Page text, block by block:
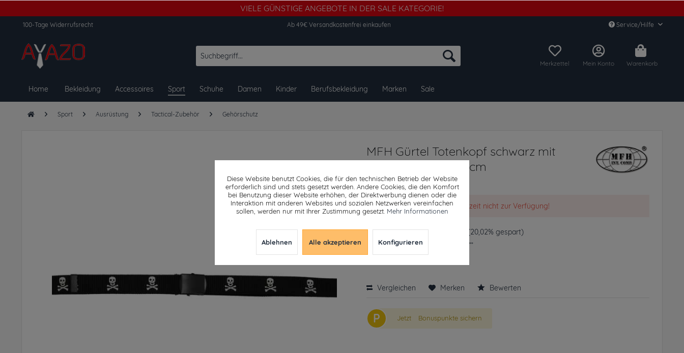
VIELE GÜNSTIGE ANGEBOTE IN DER SALE KATEGORIE!
100-Tage Widerrufsrecht Ab 49€ Versandkostenfrei einkaufen Service/Hilfe
Merkzettel Mein Konto Warenkorb
Home Bekleidung Accessoires Sport Schuhe Damen Kinder Berufsbekleidung Marken Sale
Sport Ausrüstung Tactical-Zubehör Gehörschutz
MFH Gürtel Totenkopf schwarz mit
Metallschloss ca. 3 cm
Dieser Artikel steht derzeit nicht zur Verfügung!
9,99 € * (20,02% gespart)
inkl. MwSt.ab 49€ versandkostenfrei**
Derzeit leider nicht lieferbar
Vergleichen Merken Bewerten
P Jetzt Bonuspunkte sichern
Diese Website benutzt Cookies, die für den technischen Betrieb der Website
erforderlich sind und stets gesetzt werden. Andere Cookies, die den Komfort
bei Benutzung dieser Website erhöhen, der Direktwerbung dienen oder die
Interaktion mit anderen Websites und sozialen Netzwerken vereinfachen
sollen, werden nur mit Ihrer Zustimmung gesetzt. Mehr Informationen
Ablehnen Alle akzeptieren Konfigurieren